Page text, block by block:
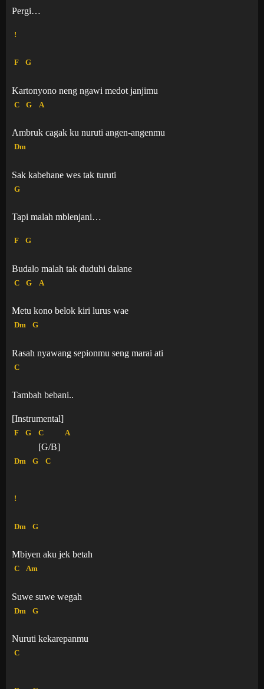
Pergi…
!
F G
Kartonyono neng ngawi medot janjimu
C G A
Ambruk cagak ku nuruti angen-angenmu
Dm
Sak kabehane wes tak turuti
G
Tapi malah mblenjani…
F G
Budalo malah tak duduhi dalane
C G A
Metu kono belok kiri lurus wae
Dm G
Rasah nyawang sepionmu seng marai ati
C
Tambah bebani..
[Instrumental]
F G C
[G/B]
A
Dm G C
!
Dm G
Mbiyen aku jek betah
C Am
Suwe suwe wegah
Dm G
Nuruti kekarepanmu
C